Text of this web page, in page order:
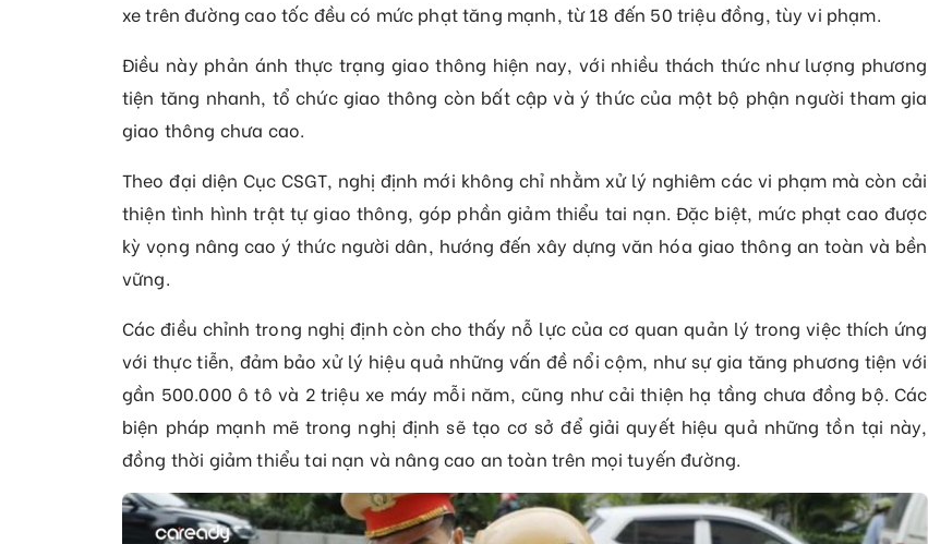
xe trên đường cao tốc đều có mức phạt tăng mạnh, từ 18 đến 50 triệu đồng, tùy vi phạm.
Điều này phản ánh thực trạng giao thông hiện nay, với nhiều thách thức như lượng phương
tiện tăng nhanh, tổ chức giao thông còn bất cập và ý thức của một bộ phận người tham gia
giao thông chưa cao.
Theo đại diện Cục CSGT, nghị định mới không chỉ nhằm xử lý nghiêm các vi phạm mà còn cải
thiện tình hình trật tự giao thông, góp phần giảm thiểu tai nạn. Đặc biệt, mức phạt cao được
kỳ vọng nâng cao ý thức người dân, hướng đến xây dựng văn hóa giao thông an toàn và bền
vững.
Các điều chỉnh trong nghị định còn cho thấy nỗ lực của cơ quan quản lý trong việc thích ứng
với thực tiễn, đảm bảo xử lý hiệu quả những vấn đề nổi cộm, như sự gia tăng phương tiện với
gần 500.000 ô tô và 2 triệu xe máy mỗi năm, cũng như cải thiện hạ tầng chưa đồng bộ. Các
biện pháp mạnh mẽ trong nghị định sẽ tạo cơ sở để giải quyết hiệu quả những tồn tại này,
đồng thời giảm thiểu tai nạn và nâng cao an toàn trên mọi tuyến đường.